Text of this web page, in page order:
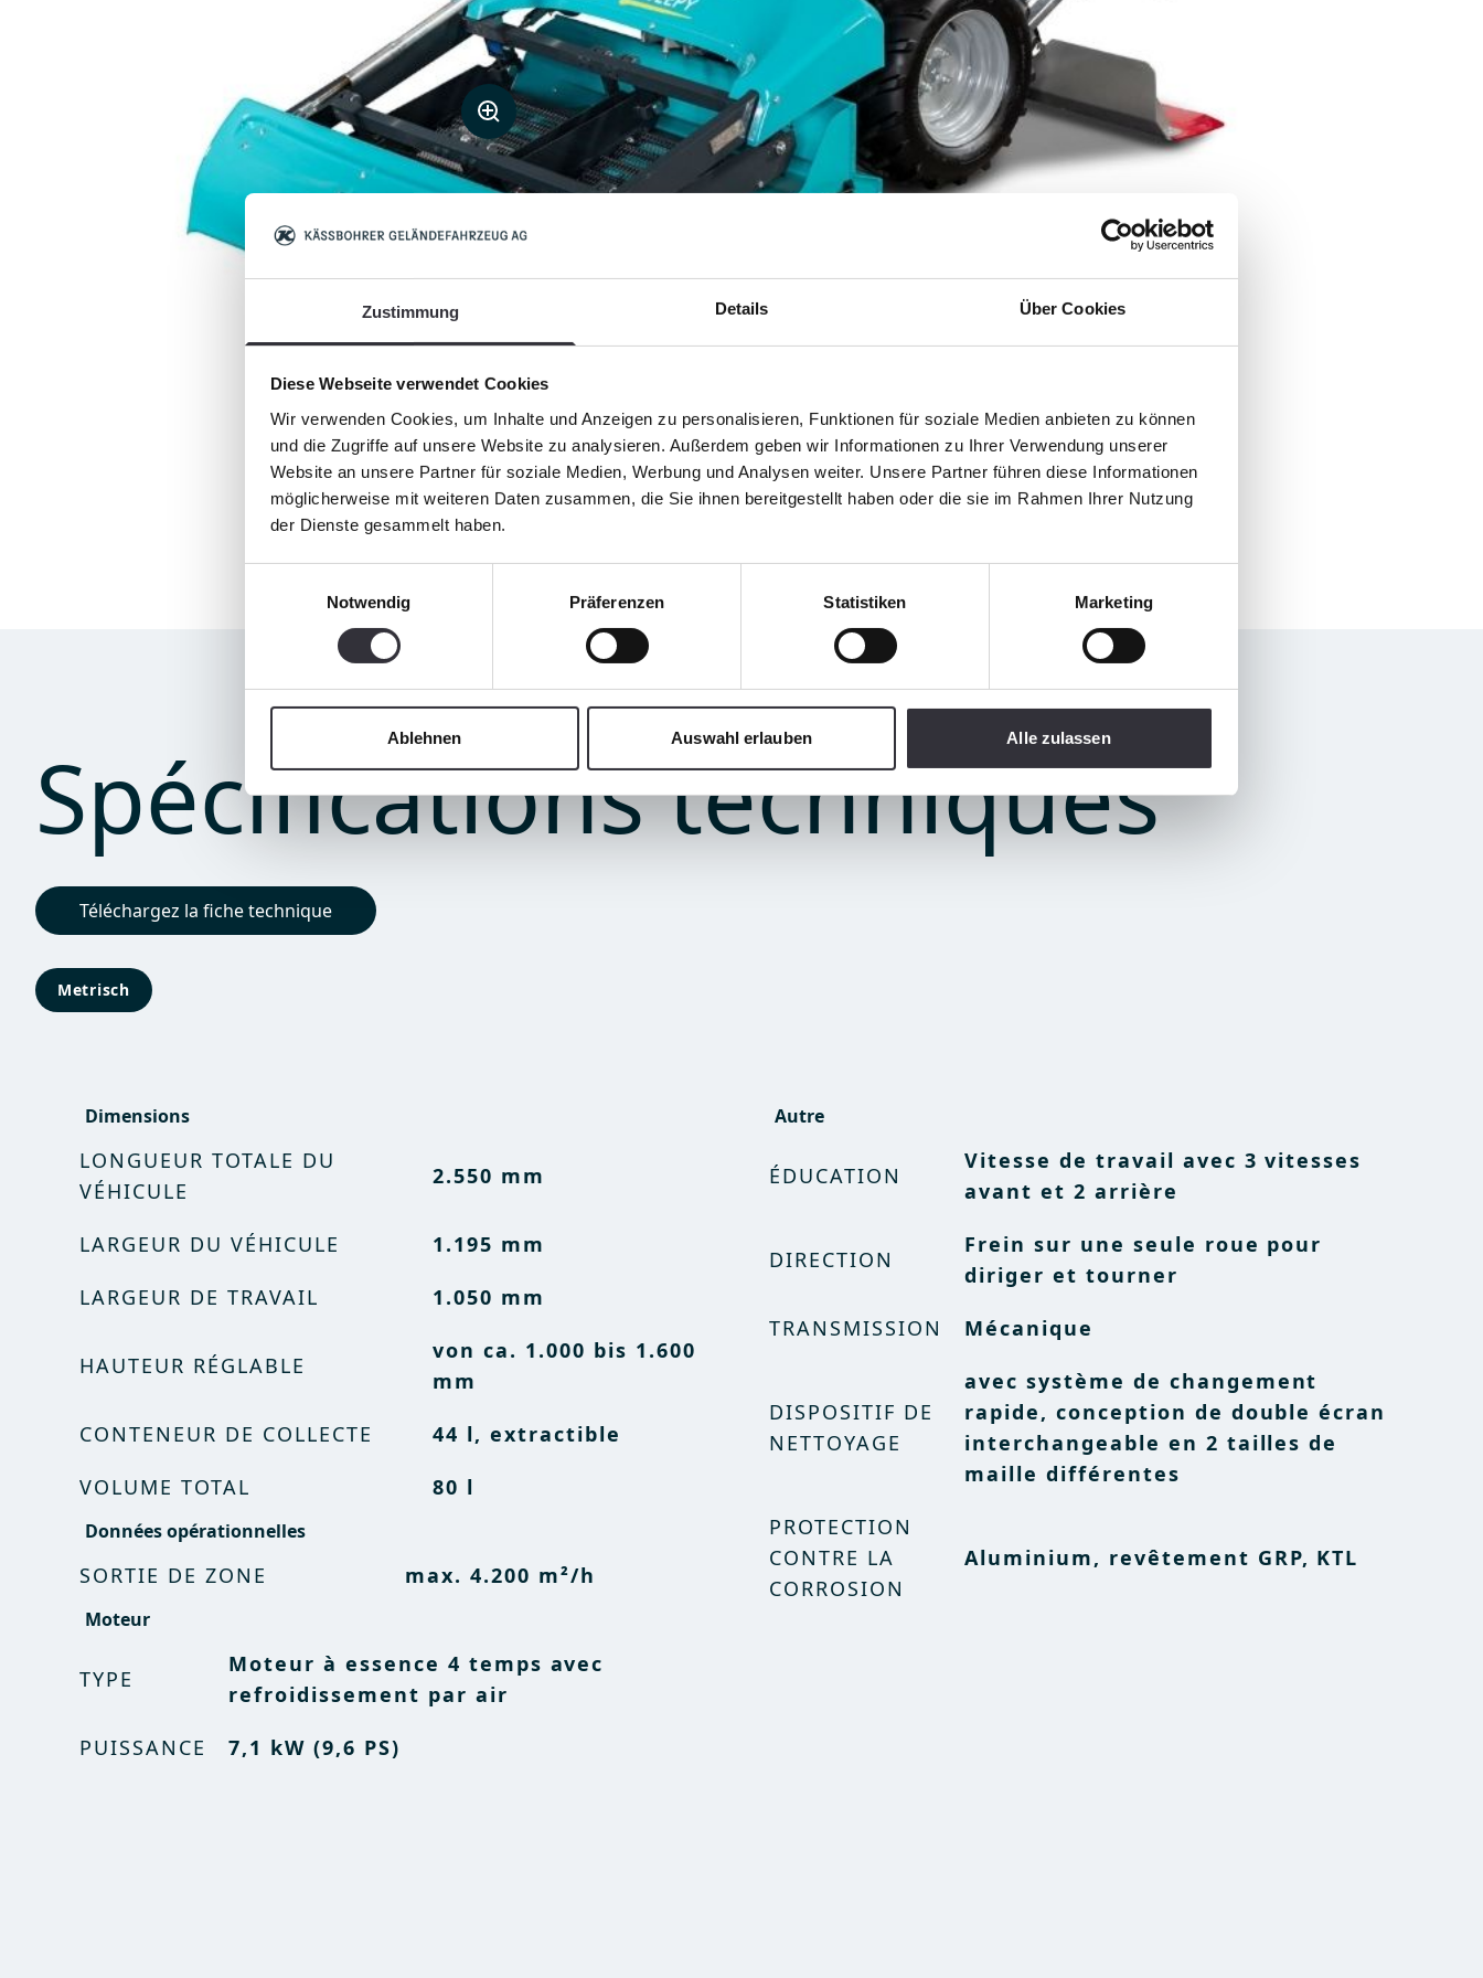
Zustimmung Details Über Cookies
Diese Webseite verwendet Cookies
Wir verwenden Cookies, um Inhalte und Anzeigen zu personalisieren, Funktionen für soziale Medien anbieten zu können
und die Zugriffe auf unsere Website zu analysieren. Außerdem geben wir Informationen zu Ihrer Verwendung unserer
Website an unsere Partner für soziale Medien, Werbung und Analysen weiter. Unsere Partner führen diese Informationen
möglicherweise mit weiteren Daten zusammen, die Sie ihnen bereitgestellt haben oder die sie im Rahmen Ihrer Nutzung
der Dienste gesammelt haben.
Notwendig
Präferenzen Statistiken Marketing
Ablehnen Auswahl erlauben Alle zulassen
Spécifications techniques
Téléchargez la fiche technique
Dimensions
LONGUEUR TOTALE DU
VÉHICULE
2.550 mm
LARGEUR DU VÉHICULE
1.195 mm
LARGEUR DE TRAVAIL
1.050 mm
HAUTEUR RÉGLABLE
von ca. 1.000 bis 1.600
mm
CONTENEUR DE COLLECTE
44 l, extractible
VOLUME TOTAL
80 l
Données opérationnelles
SORTIE DE ZONE max. 4.200 m²/h
Moteur
TYPE
Moteur à essence 4 temps avec
refroidissement par air
PUISSANCE
7,1 kW (9,6 PS)
Autre
ÉDUCATION
Vitesse de travail avec 3 vitesses
avant et 2 arrière
DIRECTION
Frein sur une seule roue pour
diriger et tourner
TRANSMISSION
Mécanique
DISPOSITIF DE
NETTOYAGE
avec système de changement
rapide, conception de double écran
interchangeable en 2 tailles de
maille différentes
PROTECTION
CONTRE LA
CORROSION
Aluminium, revêtement GRP, KTL
Metrisch